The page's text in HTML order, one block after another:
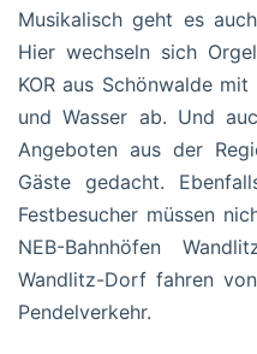
Musikalisch geht es
Hier wechseln sich
KOR aus Schönwalde
und Wasser ab. Und
Angeboten aus der
Gäste gedacht.
Festbesucher müssen
NEB-Bahnhöfen
Wandlitz-Dorf fahren
Pendelverkehr.